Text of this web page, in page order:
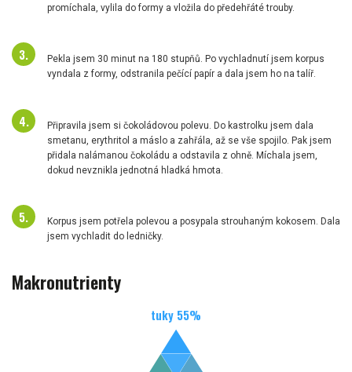
promíchala, vylila do formy a vložila do předehřáté trouby.
Pekla jsem 30 minut na 180 stupňů. Po vychladnutí jsem korpus
vyndala z formy, odstranila pečící papír a dala jsem ho na talíř.
Připravila jsem si čokoládovou polevu. Do kastrolku jsem dala
smetanu, erythritol a máslo a zahřála, až se vše spojilo. Pak jsem
přidala nalámanou čokoládu a odstavila z ohně. Míchala jsem,
dokud nevznikla jednotná hladká hmota.
Korpus jsem potřela polevou a posypala strouhaným kokosem. Dala
jsem vychladit do ledničky.
Makronutrienty
tuky 55%